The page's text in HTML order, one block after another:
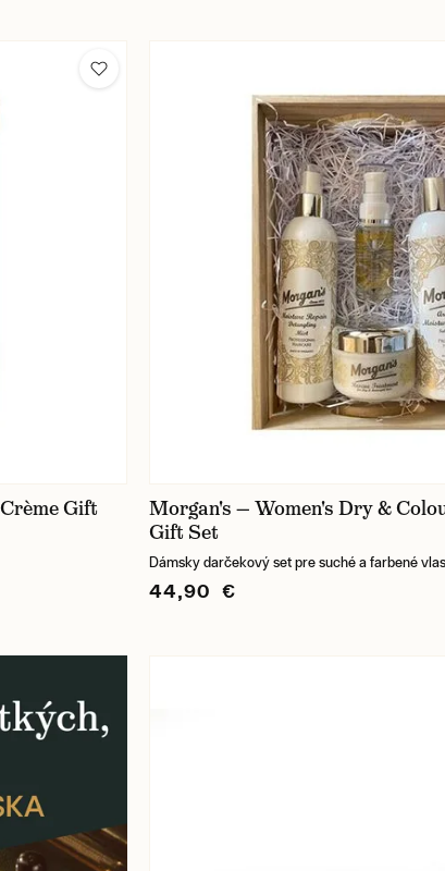
Gift
Morgan's — Women's Dry &
Gift Set
Dámsky darčekový set pre suché a farbené
44,90 €